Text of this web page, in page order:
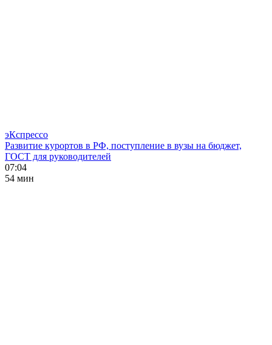
эКспрессо
Развитие курортов в РФ, поступление в вузы на бюджет,
ГОСТ для руководителей
07:04
54 мин